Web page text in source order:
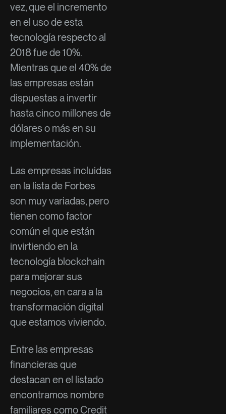
vez, que el incremento
en el uso de esta
tecnología respecto al
2018 fue de 10%.
Mientras que el 40% de
las empresas están
dispuestas a invertir
hasta cinco millones de
dólares o más en su
implementación.
Las empresas incluidas
en la lista de Forbes
son muy variadas, pero
tienen como factor
común el que están
invirtiendo en la
tecnología blockchain
para mejorar sus
negocios, en cara a la
transformación digital
que estamos viviendo.
Entre las empresas
financieras que
destacan en el listado
encontramos nombre
familiares como Credit